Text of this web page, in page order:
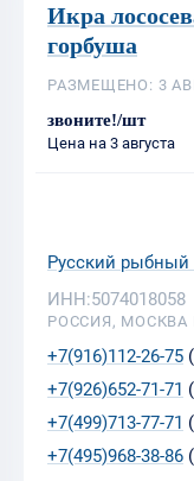
Икра
горбуша
РАЗМЕЩЕНО: 3
звоните!/шт
Цена на 3 августа
Русский
ИНН:5074018058
РОССИЯ,
+7(916)112-26-75
+7(926)652-71-71
+7(499)713-77-71
+7(495)968-38-86